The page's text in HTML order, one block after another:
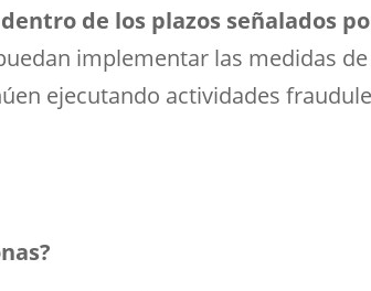
de los plazos señalados
implementar las medidas
ejecutando actividades